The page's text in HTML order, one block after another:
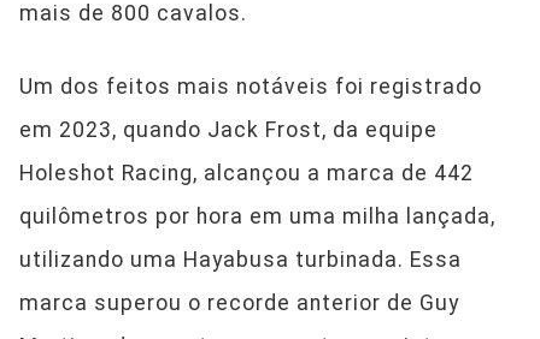
mais de 800 cavalos.
Um dos feitos mais notáveis foi registrado
em 2023, quando Jack Frost, da equipe
Holeshot Racing, alcançou a marca de 442
quilômetros por hora em uma milha lançada,
utilizando uma Hayabusa turbinada. Essa
marca superou o recorde anterior de Guy